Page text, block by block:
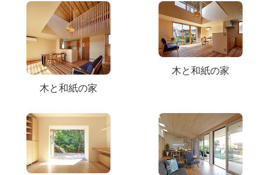
木と和紙の家
木と和紙の家